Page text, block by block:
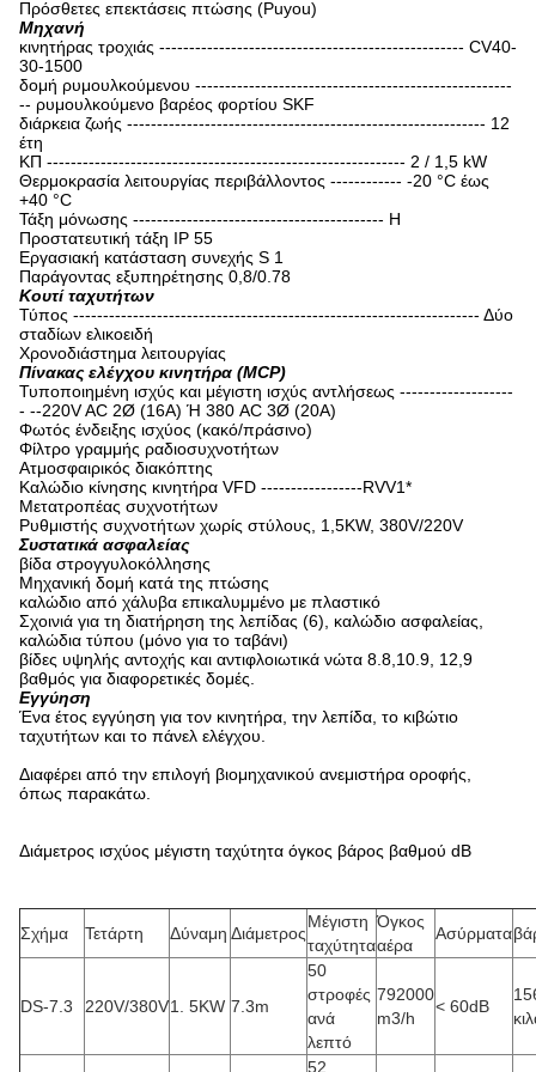
Πρόσθετες επεκτάσεις πτώσης (Puyou)
Μηχανή
κινητήρας τροχιάς --------------------------------------------------- CV40-
30-1500
δομή ρυμουλκούμενου -----------------------------------------------------
-- ρυμουλκούμενο βαρέος φορτίου SKF
διάρκεια ζωής ------------------------------------------------------------ 12
έτη
ΚΠ ------------------------------------------------------------ 2 / 1,5 kW
Θερμοκρασία λειτουργίας περιβάλλοντος ------------ -20 °C έως
+40 °C
Τάξη μόνωσης ------------------------------------------ H
Προστατευτική τάξη IP 55
Εργασιακή κατάσταση συνεχής S 1
Παράγοντας εξυπηρέτησης 0,8/0.78
Κουτί ταχυτήτων
Τύπος -------------------------------------------------------------------- Δύο
σταδίων ελικοειδή
Χρονοδιάστημα λειτουργίας
Πίνακας ελέγχου κινητήρα (MCP)
Τυποποιημένη ισχύς και μέγιστη ισχύς αντλήσεως -------------------
- --220V AC 2Ø (16A) Ή 380 AC 3Ø (20A)
Φωτός ένδειξης ισχύος (κακό/πράσινο)
Φίλτρο γραμμής ραδιοσυχνοτήτων
Ατμοσφαιρικός διακόπτης
Καλώδιο κίνησης κινητήρα VFD -----------------RVV1*
Μετατροπέας συχνοτήτων
Ρυθμιστής συχνοτήτων χωρίς στύλους, 1,5KW, 380V/220V
Συστατικά ασφαλείας
βίδα στρογγυλοκόλλησης
Μηχανική δομή κατά της πτώσης
καλώδιο από χάλυβα επικαλυμμένο με πλαστικό
Σχοινιά για τη διατήρηση της λεπίδας (6), καλώδιο ασφαλείας,
καλώδια τύπου (μόνο για το ταβάνι)
βίδες υψηλής αντοχής και αντιφλοιωτικά νώτα 8.8,10.9, 12,9
βαθμός για διαφορετικές δομές.
Εγγύηση
Ένα έτος εγγύηση για τον κινητήρα, την λεπίδα, το κιβώτιο
ταχυτήτων και το πάνελ ελέγχου.
Διαφέρει από την επιλογή βιομηχανικού ανεμιστήρα οροφής,
όπως παρακάτω.
Διάμετρος ισχύος μέγιστη ταχύτητα όγκος βάρος βαθμού dB
Σχήμα Τετάρτη Δύναμη Διάμετρος
Μέγιστη
ταχύτητα
Όγκος
αέρα
Ασύρματα
DS-7.3 220V/380V1. 5KW 7.3m
50
στροφές
ανά
λεπτό
792000
m3/h
< 60dB
52